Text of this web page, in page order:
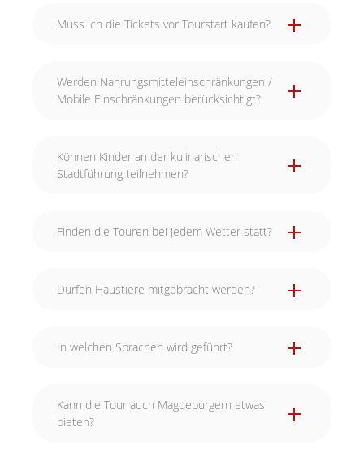
Muss ich die Tickets vor Tourstart kaufen?
Werden Nahrungsmitteleinschränkungen /
Mobile Einschränkungen berücksichtigt?
Können Kinder an der kulinarischen
Stadtführung teilnehmen?
Finden die Touren bei jedem Wetter statt?
Dürfen Haustiere mitgebracht werden?
In welchen Sprachen wird geführt?
Kann die Tour auch Magdeburgern etwas
bieten?